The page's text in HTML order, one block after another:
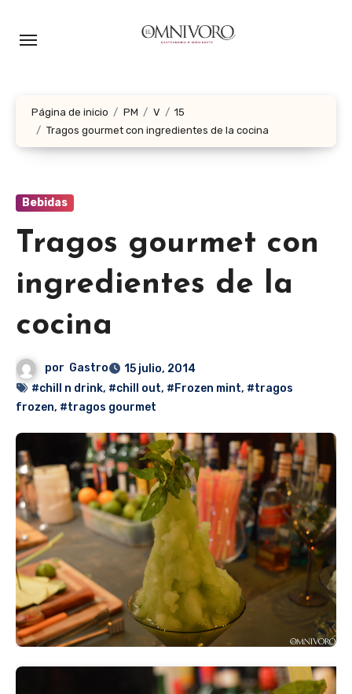
Página de inicio PM V
15
Tragos gourmet con ingredientes de la cocina
Bebidas
Tragos gourmet con
ingredientes de la
cocina
por Gastro
15 julio, 2014
#chill n drink, #chill out, #Frozen mint, #tragos
frozen, #tragos gourmet